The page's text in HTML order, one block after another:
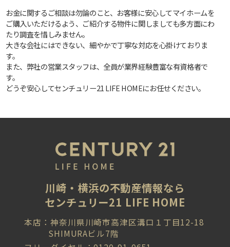
お金に関するご相談は勿論のこと、お客様に安心してマイホームを
ご購入いただけるよう、ご紹介する物件に関しましても多方面にわ
たり調査を惜しみません。
大きな会社にはできない、細やかで丁寧な対応を心掛けておりま
す。
また、弊社の営業スタッフは、全員が業界経験豊富な有資格者で
す。
どうぞ安心してセンチュリー21 LIFE HOMEにお任せください。
川崎・横浜の不動産情報なら
センチュリー21 LIFE HOME
本店：神奈川県川崎市高津区溝口１丁目12-18
SHIMURAビル7階